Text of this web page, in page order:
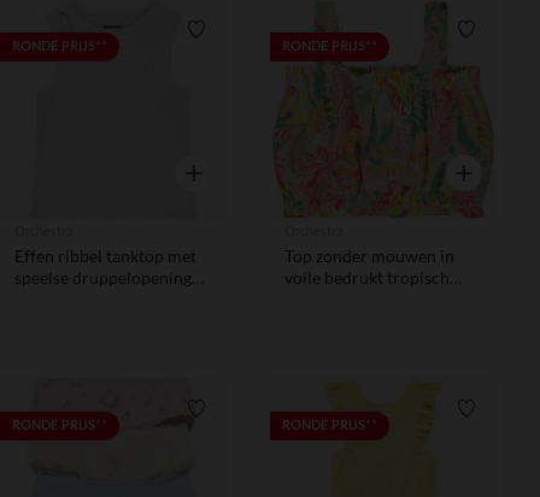
RONDE PRIJS** Verlanglijstje.
Snel overzicht
Effen ribbel tanktop met
speelse druppelopening
RONDE PRIJS**
Snel
Top zonder mouwen in
voile bedrukt tropisch
RONDE PRIJS** Verlanglijstje.RONDE PRIJS**